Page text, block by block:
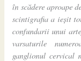
în scădere aproape
scintigrafia a ieșit
confundarii unui
varsaturile
ganglionul cervical